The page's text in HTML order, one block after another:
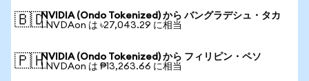
🇧🇩NVIDIA (Ondo Tokenized) から バングラデシュ・タカ
1 NVDAon は ৳27,043.29 に相当
🇵🇭NVIDIA (Ondo Tokenized) から フィリピン・ペソ
1 NVDAon は ₱13,263.66 に相当